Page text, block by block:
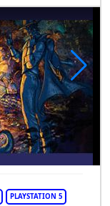
Octopath
PLAYSTATION 5